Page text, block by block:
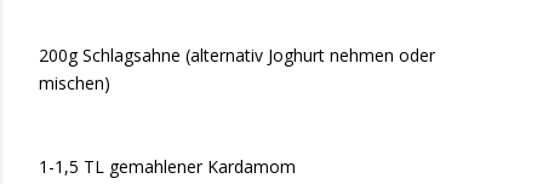
200g Schlagsahne (alternativ Joghurt nehmen oder
mischen)
1-1,5 TL gemahlener Kardamom